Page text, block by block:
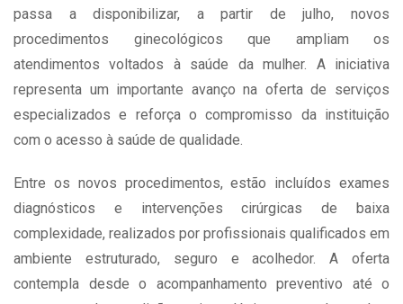
passa a disponibilizar, a partir de julho, novos
procedimentos ginecológicos que ampliam os
atendimentos voltados à saúde da mulher. A iniciativa
representa um importante avanço na oferta de serviços
especializados e reforça o compromisso da instituição
com o acesso à saúde de qualidade.
Entre os novos procedimentos, estão incluídos exames
diagnósticos e intervenções cirúrgicas de baixa
complexidade, realizados por profissionais qualificados em
ambiente estruturado, seguro e acolhedor. A oferta
contempla desde o acompanhamento preventivo até o